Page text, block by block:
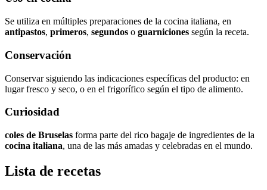
Se utiliza en múltiples preparaciones de la cocina italiana, en
antipastos, primeros, segundos o guarniciones según la receta.
Conservación
Conservar siguiendo las indicaciones específicas del producto: en
lugar fresco y seco, o en el frigorífico según el tipo de alimento.
Curiosidad
coles de Bruselas forma parte del rico bagaje de ingredientes de la
cocina italiana, una de las más amadas y celebradas en el mundo.
Lista de recetas